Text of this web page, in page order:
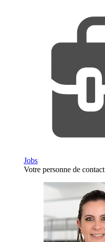
Jobs
Votre personne de contact